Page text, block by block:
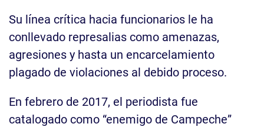
Su línea crítica hacia funcionarios le ha
conllevado represalias como amenazas,
agresiones y hasta un encarcelamiento
plagado de violaciones al debido proceso.
En febrero de 2017, el periodista fue
catalogado como “enemigo de Campeche”